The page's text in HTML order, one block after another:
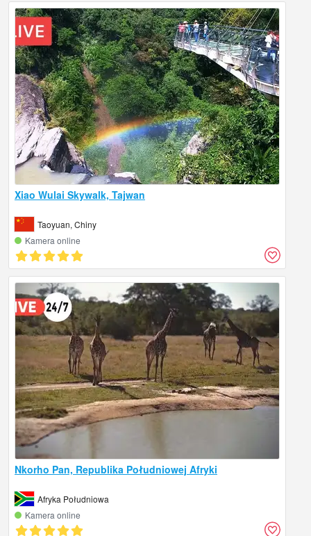
Xiao Wulai Skywalk, Tajwan
Taoyuan, Chiny
Kamera online
Nkorho Pan, Republika Południowej Afryki
Afryka Południowa
Kamera online